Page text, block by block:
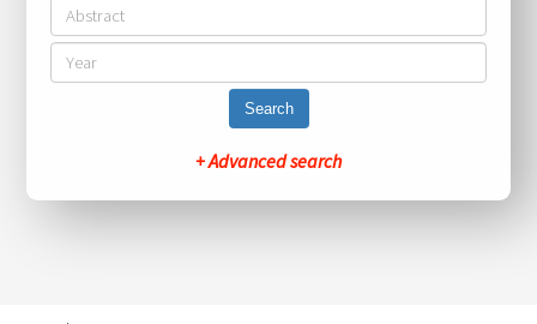
Search
+ Advanced search